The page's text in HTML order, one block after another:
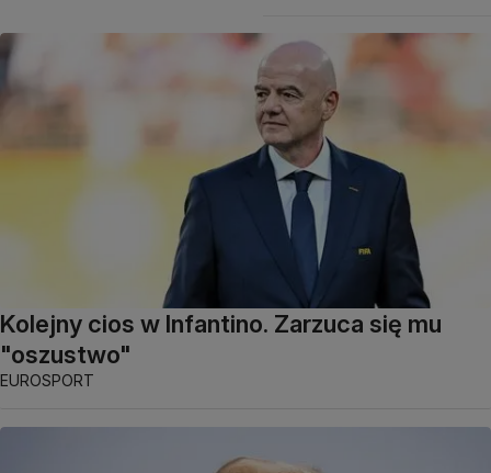
Kolejny cios w Infantino. Zarzuca się mu
"oszustwo"
EUROSPORT